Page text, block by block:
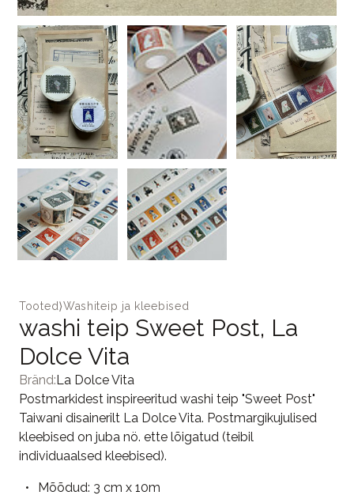
Tooted⟩Washiteip ja kleebised
washi teip Sweet Post, La
Dolce Vita
Bränd:La Dolce Vita
Postmarkidest inspireeritud washi teip "Sweet Post"
Taiwani disainerilt La Dolce Vita. Postmargikujulised
kleebised on juba nö. ette lõigatud (teibil
individuaalsed kleebised).
Mõõdud: 3 cm x 10m